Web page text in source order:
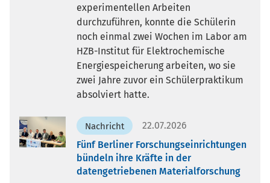
experimentellen Arbeiten
durchzuführen, konnte die Schülerin
noch einmal zwei Wochen im Labor am
HZB-Institut für Elektrochemische
Energiespeicherung arbeiten, wo sie
zwei Jahre zuvor ein Schülerpraktikum
absolviert hatte.
Nachricht
22.07.2026
Fünf Berliner Forschungseinrichtungen
bündeln ihre Kräfte in der
datengetriebenen Materialforschung